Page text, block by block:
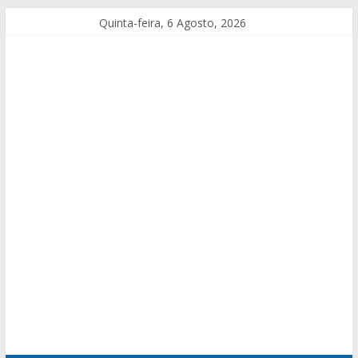
Quinta-feira, 6 Agosto, 2026